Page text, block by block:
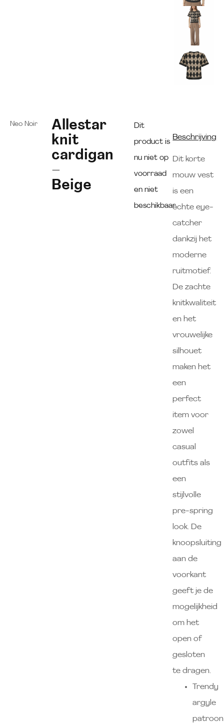
Neo Noir
Allestar
knit
cardigan
–
Beige
Dit
product is
nu niet op
voorraad
en niet
beschikbaar.
Beschrijving
Dit korte
mouw vest
is een
echte eye-
catcher
dankzij het
moderne
ruitmotief.
De zachte
knitkwaliteit
en het
vrouwelijke
silhouet
maken het
een
perfect
item voor
zowel
casual
outfits als
een
stijlvolle
pre-spring
look. De
knoopsluiting
aan de
voorkant
geeft je de
mogelijkheid
om het
open of
gesloten
te dragen.
Trendy
argyle
patroon